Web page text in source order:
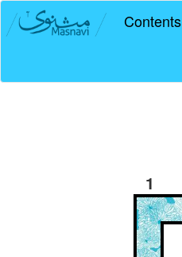
Contents
1